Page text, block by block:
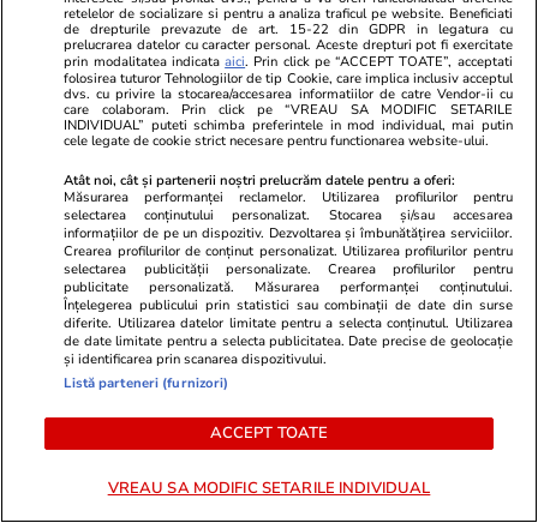
Libertateapentrufemei.ro
Doliu la TV! Anunțul tragic al
dimineții a venit acum și frânge
inimi! A murit subit
prezentatoarea TV care ani de
zile ne-a adus știri de pe Litoral
Avantaje.ro
Dieta
oricine!
urmează
specialiști!
fiecare zi și
acestui stil
ȘTIRI ROMÂNIA
Politică 02 aug.
Primele nume pentru un
premier tehnocrat au fost deja
avansate în negocierile politice.
Varianta respinsă categoric de
retelelor de socializare si pentru a analiza traficul pe website. Beneficiati
de drepturile prevazute de art. 15-22 din GDPR in legatura cu
prelucrarea datelor cu caracter personal. Aceste drepturi pot fi exercitate
prin modalitatea indicataaici. Prin click pe “ACCEPT TOATE”, acceptati
folosirea tuturor Tehnologiilor de tip Cookie, care implica inclusiv acceptul
dvs. cu privire la stocarea/accesarea informatiilor de catre Vendor-ii cu
care colaboram. Prin click pe “VREAU SA MODIFIC SETARILE
INDIVIDUAL” puteti schimba preferintele in mod individual, mai putin
cele legate de cookie strict necesare pentru functionarea website-ului.
Atât noi, cât și partenerii noștri prelucrăm datele pentru a oferi:
Măsurarea performanței reclamelor. Utilizarea profilurilor pentru
selectarea conținutului personalizat. Stocarea și/sau accesarea
informațiilor de pe un dispozitiv. Dezvoltarea și îmbunătățirea serviciilor.
Crearea profilurilor de conținut personalizat. Utilizarea profilurilor pentru
selectarea publicității personalizate. Crearea profilurilor pentru
publicitate personalizată. Măsurarea performanței conținutului.
Înțelegerea publicului prin statistici sau combinații de date din surse
diferite. Utilizarea datelor limitate pentru a selecta conținutul. Utilizarea
de date limitate pentru a selecta publicitatea. Date precise de geolocație
și identificarea prin scanarea dispozitivului.
Listă parteneri (furnizori)
ACCEPT TOATE
VREAU SA MODIFIC SETARILE INDIVIDUAL